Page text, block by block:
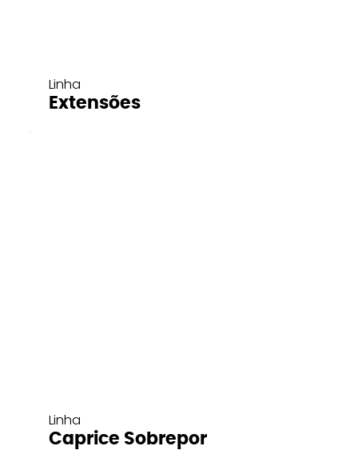
Linha
Extensões
Linha
Caprice Sobrepor